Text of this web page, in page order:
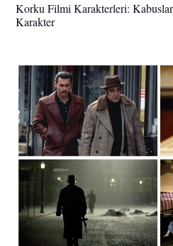
Korku Filmi Karakterleri:
Karakter